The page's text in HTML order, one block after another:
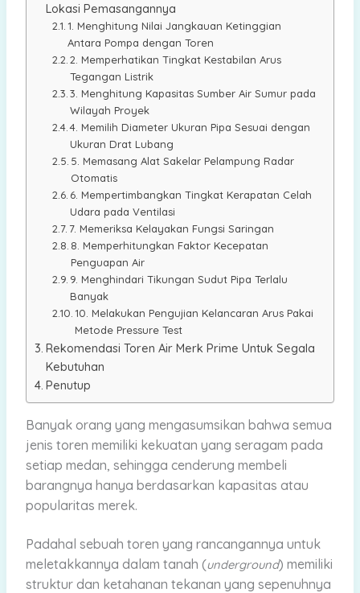
Lokasi Pemasangannya
1. Menghitung Nilai Jangkauan Ketinggian
Antara Pompa dengan Toren
2. Memperhatikan Tingkat Kestabilan Arus
Tegangan Listrik
3. Menghitung Kapasitas Sumber Air Sumur pada
Wilayah Proyek
4. Memilih Diameter Ukuran Pipa Sesuai dengan
Ukuran Drat Lubang
5. Memasang Alat Sakelar Pelampung Radar
Otomatis
6. Mempertimbangkan Tingkat Kerapatan Celah
Udara pada Ventilasi
7. Memeriksa Kelayakan Fungsi Saringan
8. Memperhitungkan Faktor Kecepatan
Penguapan Air
9. Menghindari Tikungan Sudut Pipa Terlalu
Banyak
10. Melakukan Pengujian Kelancaran Arus Pakai
Metode Pressure Test
Rekomendasi Toren Air Merk Prime Untuk Segala
Kebutuhan
Penutup
Banyak orang yang mengasumsikan bahwa semua
jenis toren memiliki kekuatan yang seragam pada
setiap medan, sehingga cenderung membeli
barangnya hanya berdasarkan kapasitas atau
popularitas merek.
Padahal sebuah toren yang rancangannya untuk
meletakkannya dalam tanah (underground) memiliki
struktur dan ketahanan tekanan yang sepenuhnya